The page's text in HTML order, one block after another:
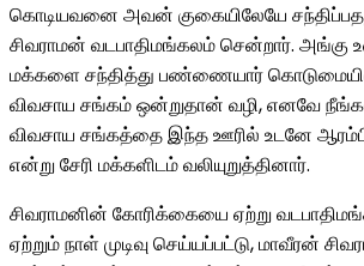
கொடியவனை அவன் குகையிலேயே
சிவராமன் வடபாதிமங்கலம் சென்றார். அங்கு
மக்களை சந்தித்து பண்ணையார்
விவசாய சங்கம் ஒன்றுதான் வழி, எனவே
விவசாய சங்கத்தை இந்த ஊரில் உடனே
என்று சேரி மக்களிடம் வலியுறுத்தினார்.
சிவராமனின் கோரிக்கையை ஏற்று
ஏற்றும் நாள் முடிவு செய்யப்பட்டு, மாவீரன்